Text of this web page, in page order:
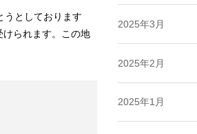
うとしております
られます。この地
2025年3月
2025年2月
2025年1月